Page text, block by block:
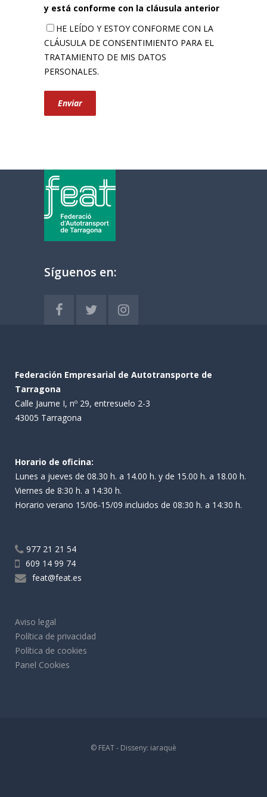
y está conforme con la cláusula anterior
HE LEÍDO Y ESTOY CONFORME CON LA
CLÁUSULA DE CONSENTIMIENTO PARA EL
TRATAMIENTO DE MIS DATOS
PERSONALES.
Síguenos en:
Federación Empresarial de Autotransporte de
Tarragona
Calle Jaume I, nº 29, entresuelo 2-3
43005 Tarragona
Horario de oficina:
Lunes a jueves de 08.30 h. a 14.00 h. y de 15.00 h. a 18.00 h.
Viernes de 8:30 h. a 14:30 h.
Horario verano 15/06-15/09 incluidos de 08:30 h. a 14:30 h.
977 21 21 54
609 14 99 74
feat@feat.es
Aviso legal
Política de privacidad
Política de cookies
Panel Cookies
© FEAT - Disseny: iaraquè